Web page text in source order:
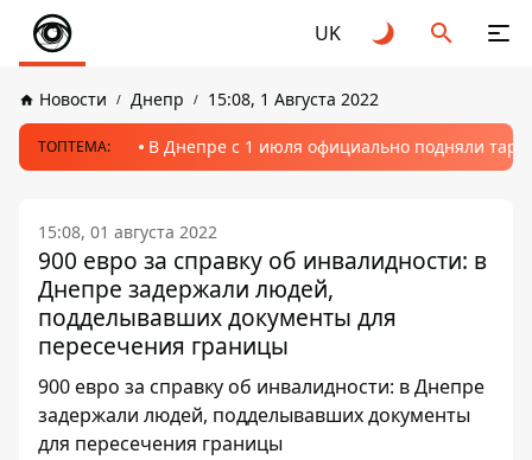
UK
Новости Днепр 15:08, 1 Августа 2022
ТОПТЕМА: В Днепре с 1 июля официально подняли
15:08, 01 августа 2022
900 евро за справку об инвалидности: в
Днепре задержали людей,
подделывавших документы для
пересечения границы
900 евро за справку об инвалидности: в Днепре
задержали людей, подделывавших документы
для пересечения границы